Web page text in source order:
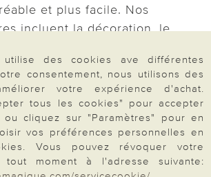
et plus facile. Nos
incluent la décoration, le
Découvrez des idées
:lampes solaires
le jardin et le balcon,
boîtes de conservation,
ondes et bien d’autres
Pour votre bien-être, nous
utilise des cookies ave différentes
consentement, nous utilisons des
votre expérience d'achat.
tous les cookies" pour accepter
cliquez sur "Paramètres" pour en
vos préférences personnelles en
Vous pouvez révoquer votre
tout moment à l'adresse suivante: